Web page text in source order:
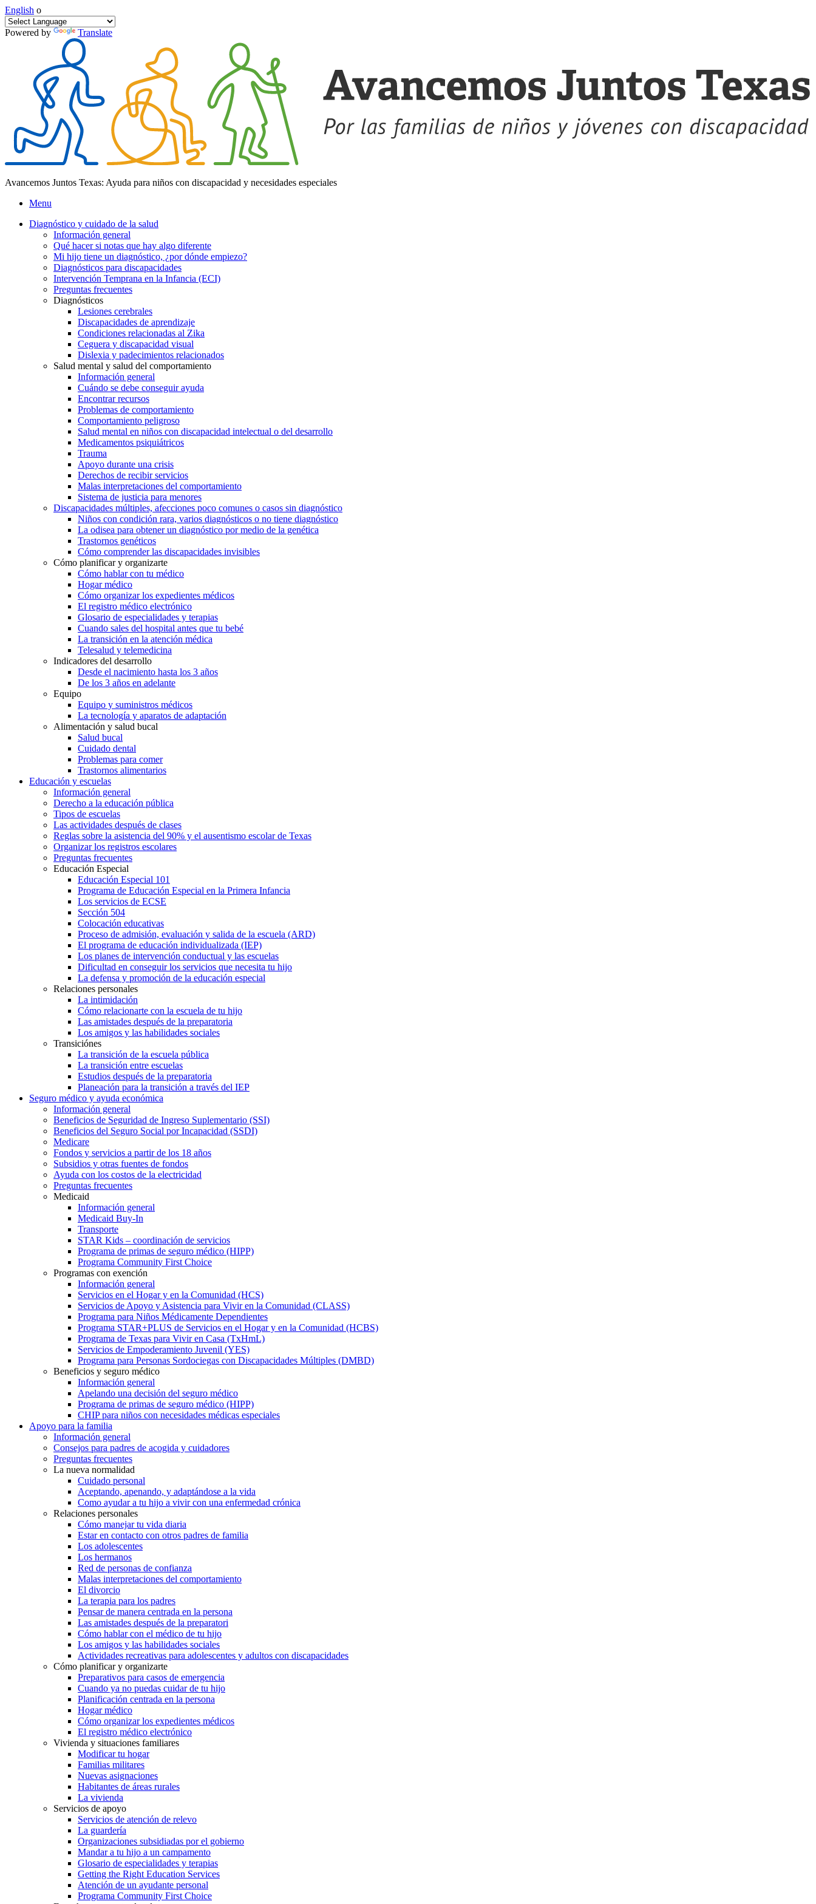
English o
Powered by Translate
Avancemos Juntos Texas: Ayuda para niños con discapacidad y necesidades especiales
Menu
Diagnóstico y cuidado de la salud
Información general
Qué hacer si notas que hay algo diferente
Mi hijo tiene un diagnóstico, ¿por dónde empiezo?
Diagnósticos para discapacidades
Intervención Temprana en la Infancia (ECI)
Preguntas frecuentes
Diagnósticos
Lesiones cerebrales
Discapacidades de aprendizaje
Condiciones relacionadas al Zika
Ceguera y discapacidad visual
Dislexia y padecimientos relacionados
Salud mental y salud del comportamiento
Información general
Cuándo se debe conseguir ayuda
Encontrar recursos
Problemas de comportamiento
Comportamiento peligroso
Salud mental en niños con discapacidad intelectual o del desarrollo
Medicamentos psiquiátricos
Trauma
Apoyo durante una crisis
Derechos de recibir servicios
Malas interpretaciones del comportamiento
Sistema de justicia para menores
Discapacidades múltiples, afecciones poco comunes o casos sin diagnóstico
Niños con condición rara, varios diagnósticos o no tiene diagnóstico
La odisea para obtener un diagnóstico por medio de la genética
Trastornos genéticos
Cómo comprender las discapacidades invisibles
Cómo planificar y organizarte
Cómo hablar con tu médico
Hogar médico
Cómo organizar los expedientes médicos
El registro médico electrónico
Glosario de especialidades y terapias
Cuando sales del hospital antes que tu bebé
La transición en la atención médica
Telesalud y telemedicina
Indicadores del desarrollo
Desde el nacimiento hasta los 3 años
De los 3 años en adelante
Equipo
Equipo y suministros médicos
La tecnología y aparatos de adaptación
Alimentación y salud bucal
Salud bucal
Cuidado dental
Problemas para comer
Trastornos alimentarios
Educación y escuelas
Información general
Derecho a la educación pública
Tipos de escuelas
Las actividades después de clases
Reglas sobre la asistencia del 90% y el ausentismo escolar de Texas
Organizar los registros escolares
Preguntas frecuentes
Educación Especial
Educación Especial 101
Programa de Educación Especial en la Primera Infancia
Los servicios de ECSE
Sección 504
Colocación educativas
Proceso de admisión, evaluación y salida de la escuela (ARD)
El programa de educación individualizada (IEP)
Los planes de intervención conductual y las escuelas
Dificultad en conseguir los servicios que necesita tu hijo
La defensa y promoción de la educación especial
Relaciones personales
La intimidación
Cómo relacionarte con la escuela de tu hijo
Las amistades después de la preparatoria
Los amigos y las habilidades sociales
Transiciónes
La transición de la escuela pública
La transición entre escuelas
Estudios después de la preparatoria
Planeación para la transición a través del IEP
Seguro médico y ayuda económica
Información general
Beneficios de Seguridad de Ingreso Suplementario (SSI)
Beneficios del Seguro Social por Incapacidad (SSDI)
Medicare
Fondos y servicios a partir de los 18 años
Subsidios y otras fuentes de fondos
Ayuda con los costos de la electricidad
Preguntas frecuentes
Medicaid
Información general
Medicaid Buy-In
Transporte
STAR Kids – coordinación de servicios
Programa de primas de seguro médico (HIPP)
Programa Community First Choice
Programas con exención
Información general
Servicios en el Hogar y en la Comunidad (HCS)
Servicios de Apoyo y Asistencia para Vivir en la Comunidad (CLASS)
Programa para Niños Médicamente Dependientes
Programa STAR+PLUS de Servicios en el Hogar y en la Comunidad (HCBS)
Programa de Texas para Vivir en Casa (TxHmL)
Servicios de Empoderamiento Juvenil (YES)
Programa para Personas Sordociegas con Discapacidades Múltiples (DMBD)
Beneficios y seguro médico
Información general
Apelando una decisión del seguro médico
Programa de primas de seguro médico (HIPP)
CHIP para niños con necesidades médicas especiales
Apoyo para la familia
Información general
Consejos para padres de acogida y cuidadores
Preguntas frecuentes
La nueva normalidad
Cuidado personal
Aceptando, apenando, y adaptándose a la vida
Como ayudar a tu hijo a vivir con una enfermedad crónica
Relaciones personales
Cómo manejar tu vida diaria
Estar en contacto con otros padres de familia
Los adolescentes
Los hermanos
Red de personas de confianza
Malas interpretaciones del comportamiento
El divorcio
La terapia para los padres
Pensar de manera centrada en la persona
Las amistades después de la preparatori
Cómo hablar con el médico de tu hijo
Los amigos y las habilidades sociales
Actividades recreativas para adolescentes y adultos con discapacidades
Cómo planificar y organizarte
Preparativos para casos de emergencia
Cuando ya no puedas cuidar de tu hijo
Planificación centrada en la persona
Hogar médico
Cómo organizar los expedientes médicos
El registro médico electrónico
Vivienda y situaciones familiares
Modificar tu hogar
Familias militares
Nuevas asignaciones
Habitantes de áreas rurales
La vivienda
Servicios de apoyo
Servicios de atención de relevo
La guardería
Organizaciones subsidiadas por el gobierno
Mandar a tu hijo a un campamento
Glosario de especialidades y terapias
Getting the Right Education Services
Atención de un ayudante personal
Programa Community First Choice